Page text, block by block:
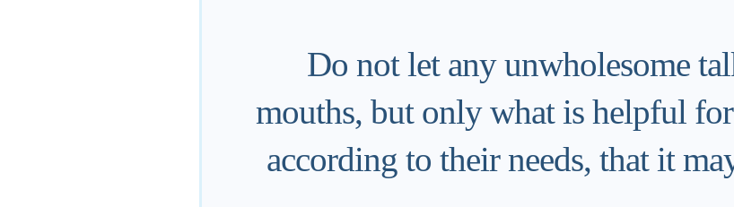
Do not let any unwholesome
mouths, but only what is helpful
according to their needs, that it